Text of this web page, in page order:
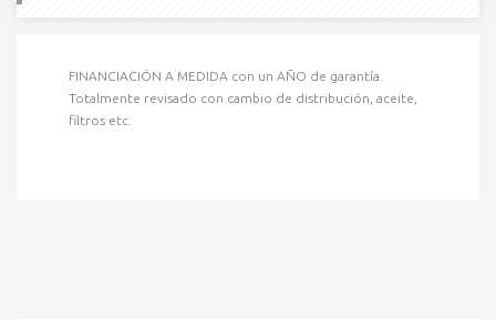
FINANCIACIÓN A MEDIDA con un AÑO de garantía.
Totalmente revisado con cambio de distribución, aceite,
filtros etc.